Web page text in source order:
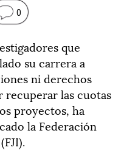
0
que
su carrera a
ni derechos
recuperar las cuotas
proyectos, ha
la Federación